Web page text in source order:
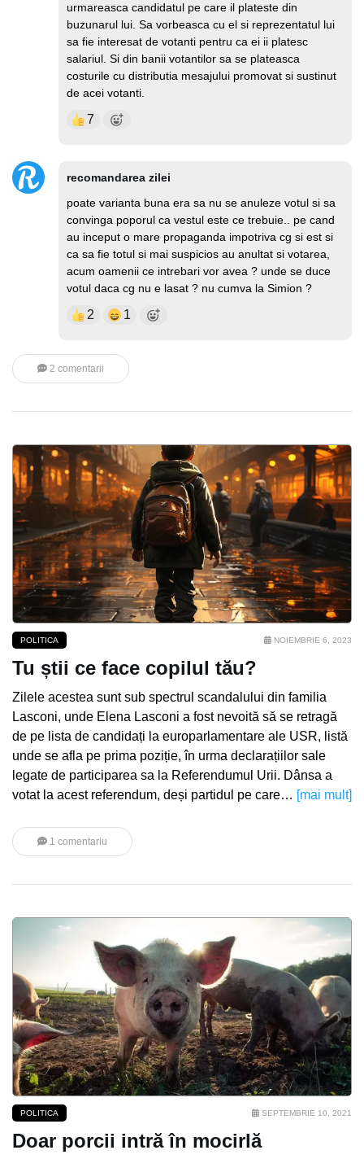
urmareasca candidatul pe care il plateste din
buzunarul lui. Sa vorbeasca cu el si reprezentatul lui
sa fie interesat de votanti pentru ca ei ii platesc
salariul. Si din banii votantilor sa se plateasca
costurile cu distributia mesajului promovat si sustinut
de acei votanti.
7
recomandarea zilei
poate varianta buna era sa nu se anuleze votul si sa
convinga poporul ca vestul este ce trebuie.. pe cand
au inceput o mare propaganda impotriva cg si est si
ca sa fie totul si mai suspicios au anultat si votarea,
acum oamenii ce intrebari vor avea ? unde se duce
votul daca cg nu e lasat ? nu cumva la Simion ?
2 1
2 comentarii
POLITICA NOIEMBRIE 6, 2023
Tu știi ce face copilul tău?
Zilele acestea sunt sub spectrul scandalului din familia
Lasconi, unde Elena Lasconi a fost nevoită să se retragă
de pe lista de candidați la europarlamentare ale USR, listă
unde se afla pe prima poziție, în urma declarațiilor sale
legate de participarea sa la Referendumul Urii. Dânsa a
votat la acest referendum, deși partidul pe care… [mai mult]
1 comentariu
POLITICA SEPTEMBRIE 10, 2021
Doar porcii intră în mocirlă